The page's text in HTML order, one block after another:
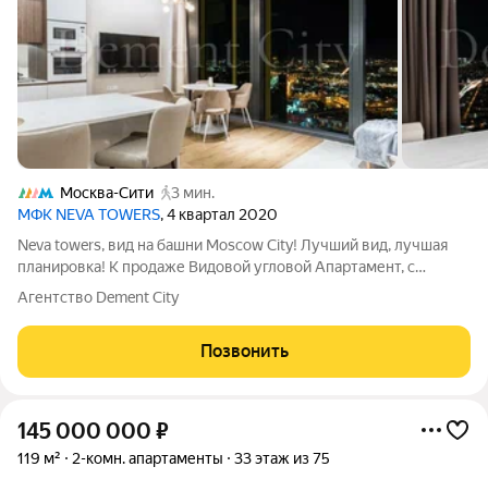
Москва-Сити
3 мин.
МФК NEVA TOWERS, 4 квартал 2020
Neva towers, вид на башни Moscow City! Лучший вид, лучшая
планировка! К продаже Видовой угловой Апартамент, с
панорамной ванной, дизайнерским ремонтом. Гостиная
совмещения с кухней, изолированная спальня! Основные
преимущества башни NEVA TOWERS: -
Агентство Dement City
Позвонить
145 000 000 ₽
119 м² 2-комн. апартаменты 33 этаж из 75